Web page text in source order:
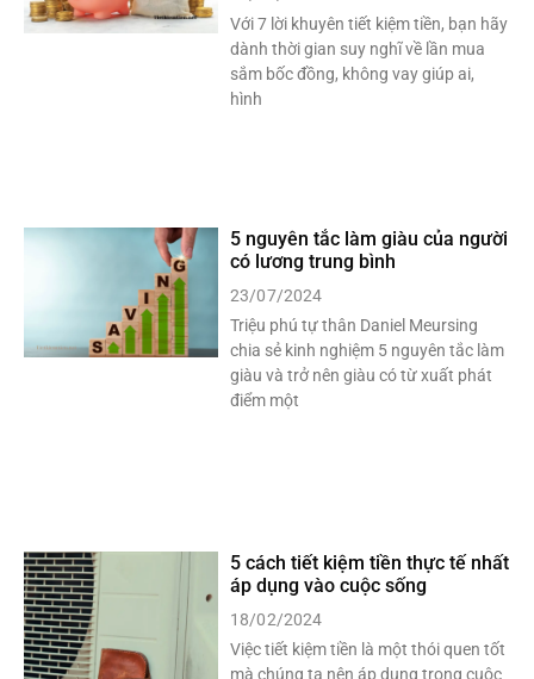
Với 7 lời khuyên tiết kiệm tiền, bạn hãy
dành thời gian suy nghĩ về lần mua
sắm bốc đồng, không vay giúp ai,
hình
5 nguyên tắc làm giàu của người
có lương trung bình
23/07/2024
Triệu phú tự thân Daniel Meursing
chia sẻ kinh nghiệm 5 nguyên tắc làm
giàu và trở nên giàu có từ xuất phát
điểm một
5 cách tiết kiệm tiền thực tế nhất
áp dụng vào cuộc sống
18/02/2024
Việc tiết kiệm tiền là một thói quen tốt
mà chúng ta nên áp dụng trong cuộc